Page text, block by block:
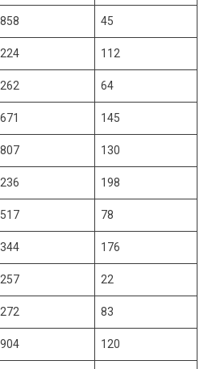
45
112
64
145
130
198
78
176
22
83
120